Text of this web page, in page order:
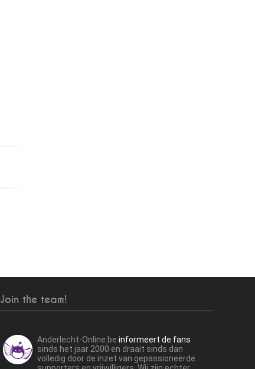
Join the team!
Anderlecht-Online.be informeert de fans
sinds het jaar 2000 en draait sinds dan
volledig door de inzet van gepassioneerde